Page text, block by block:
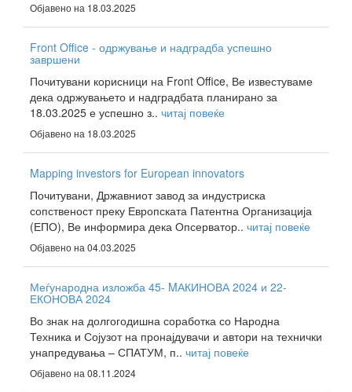
Објавено на 18.03.2025
Front Office - одржување и надградба успешно
завршени
Почитувани корисници на Front Office, Ве известуваме
дека одржувањето и надградбата планирано за
18.03.2025 е успешно з.. читај повеќе
Објавено на 18.03.2025
Mapping investors for European innovators
Почитувани, Државниот завод за индустриска
сопственост преку Европската Патентна Организација
(ЕПО), Ве информира дека Опсерватор.. читај повеќе
Објавено на 04.03.2025
Меѓународна изложба 45- MАКИНОВА 2024 и 22-
ЕКОНОВА 2024
Во знак на долгогодишна соработка со Народна
Техника и Сојузот на пронајдувачи и автори на технички
унапредувања – СПАТУМ, п.. читај повеќе
Објавено на 08.11.2024